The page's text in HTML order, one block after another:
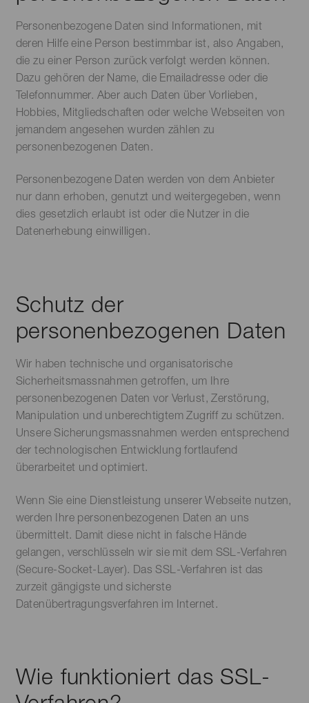
Personenbezogene Daten sind Informationen, mit
deren Hilfe eine Person bestimmbar ist, also Angaben,
die zu einer Person zurück verfolgt werden können.
Dazu gehören der Name, die Emailadresse oder die
Telefonnummer. Aber auch Daten über Vorlieben,
Hobbies, Mitgliedschaften oder welche Webseiten von
jemandem angesehen wurden zählen zu
personenbezogenen Daten.
Personenbezogene Daten werden von dem Anbieter
nur dann erhoben, genutzt und weitergegeben, wenn
dies gesetzlich erlaubt ist oder die Nutzer in die
Datenerhebung einwilligen.
Schutz der
personenbezogenen Daten
Wir haben technische und organisatorische
Sicherheitsmassnahmen getroffen, um Ihre
personenbezogenen Daten vor Verlust, Zerstörung,
Manipulation und unberechtigtem Zugriff zu schützen.
Unsere Sicherungsmassnahmen werden entsprechend
der technologischen Entwicklung fortlaufend
überarbeitet und optimiert.
Wenn Sie eine Dienstleistung unserer Webseite nutzen,
werden Ihre personenbezogenen Daten an uns
übermittelt. Damit diese nicht in falsche Hände
gelangen, verschlüsseln wir sie mit dem SSL-Verfahren
(Secure-Socket-Layer). Das SSL-Verfahren ist das
zurzeit gängigste und sicherste
Datenübertragungsverfahren im Internet.
Wie funktioniert das SSL-